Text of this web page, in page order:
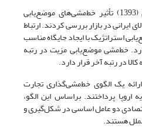
یوسفی، محمودی و میرمحمدی (1393) تأثیر خط‌مشی‌های موضع‌یابی
ایرانی در بازار بررسی کردند. ارتباط
استراتژیک با ایجاد جایگاه مناسب
خط‌مشی موضع‌یابی مزیت در رتبه
در رتبه آخر قرار دارد.
به ارائه یک الگوی خط‌مشی‌گذاری تجارت
اروپا پرداختند. براساس این الگو،
دو عامل اساسی در شکل‌گیری و
هستند.